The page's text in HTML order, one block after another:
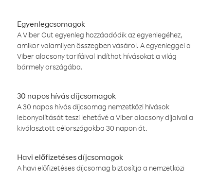
Egyenlegcsomagok
A Viber Out egyenleg hozzáadódik az egyenlegéhez,
amikor valamilyen összegben vásárol. A egyenleggel a
Viber alacsony tarifáival indíthat hívásokat a világ
bármely országába.
30 napos hívás díjcsomagok
A 30 napos hívás díjcsomag nemzetközi hívások
lebonyolítását teszi lehetővé a Viber alacsony díjaival a
kiválasztott célországokba 30 napon át.
Havi előfizetéses díjcsomagok
A havi előfizetéses díjcsomag biztosítja a nemzetközi